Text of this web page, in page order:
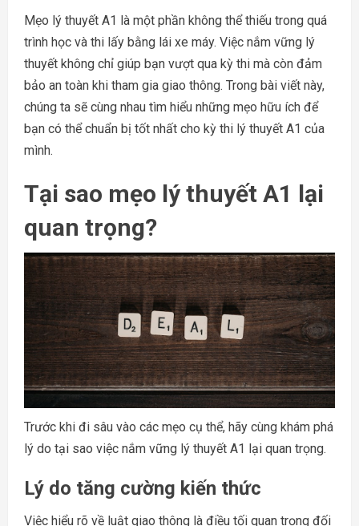
Mẹo lý thuyết A1 là một phần không thể thiếu trong quá
trình học và thi lấy bằng lái xe máy. Việc nắm vững lý
thuyết không chỉ giúp bạn vượt qua kỳ thi mà còn đảm
bảo an toàn khi tham gia giao thông. Trong bài viết này,
chúng ta sẽ cùng nhau tìm hiểu những mẹo hữu ích để
bạn có thể chuẩn bị tốt nhất cho kỳ thi lý thuyết A1 của
mình.
Tại sao mẹo lý thuyết A1 lại
quan trọng?
Trước khi đi sâu vào các mẹo cụ thể, hãy cùng khám phá
lý do tại sao việc nắm vững lý thuyết A1 lại quan trọng.
Lý do tăng cường kiến thức
Việc hiểu rõ về luật giao thông là điều tối quan trọng đối